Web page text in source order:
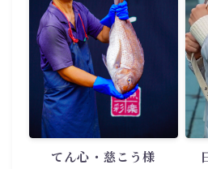
てん心・慈こう様